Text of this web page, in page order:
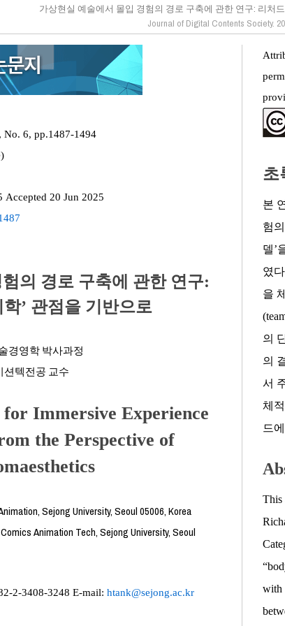
가상현실 예술에서 몰입 경험의 경로 구축에 관한 연구: 리처
Journal of Digital Contents Society.
No. 6, pp.1487-1494
Accepted 20 Jun 2025
의 경로 구축에 관한 연구:
’ 관점을 기반으로
경영학 박사과정
텍전공 교수
Immersive Experience
the Perspective of
Sejong University, Seoul 05006, Korea
Animation Tech, Sejong University, Seoul
2-3408-3248 E-mail: htank@sejong.ac.kr
초
본
험
델’
였
을
의
의
서
체
드
This
with